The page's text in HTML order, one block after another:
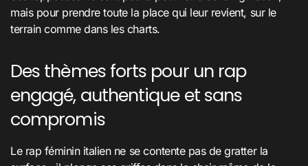
mais pour prendre toute la place qui leur revient, sur le
terrain comme dans les charts.
Des thèmes forts pour un rap
engagé, authentique et sans
compromis
Le rap féminin italien ne se contente pas de gratter la